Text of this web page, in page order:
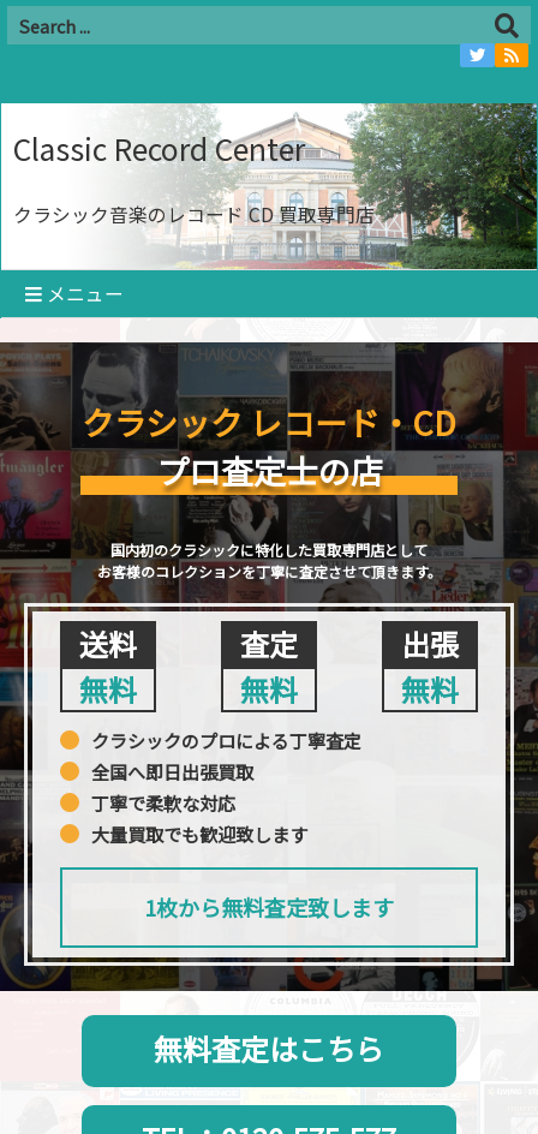
Classic Record Center
クラシック音楽のレコード CD 買取専門店
メニュー
クラシック レコード・CD
プロ査定士の店
国内初のクラシックに特化した買取専門店として
お客様のコレクションを丁寧に査定させて頂きます。
送料
無料
査定
無料
出張
無料
クラシックのプロによる丁寧査定
全国へ即日出張買取
丁寧で柔軟な対応
大量買取でも歓迎致します
1枚から無料査定致します
無料査定はこちら